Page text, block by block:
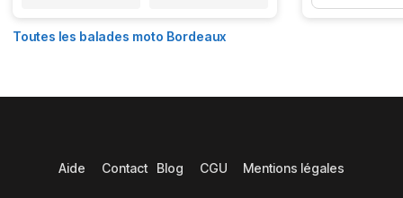
Toutes les balades moto Bordeaux
Aide Contact Blog CGU Mentions légales